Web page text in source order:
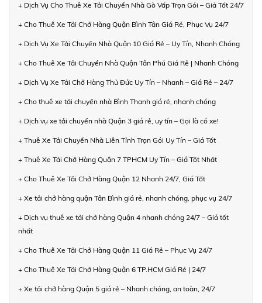
+ Dịch Vụ Cho Thuê Xe Tải Chuyển Nhà Gò Vấp Trọn Gói – Giá Tốt 24/7
+ Cho Thuê Xe Tải Chở Hàng Quận Bình Tân Giá Rẻ, Phục Vụ 24/7
+ Dịch Vụ Xe Tải Chuyển Nhà Quận 10 Giá Rẻ – Uy Tín, Nhanh Chóng
+ Cho Thuê Xe Tải Chuyển Nhà Quận Tân Phú Giá Rẻ | Nhanh Chóng
+ Dịch Vụ Xe Tải Chở Hàng Thủ Đức Uy Tín – Nhanh – Giá Rẻ – 24/7
+ Cho thuê xe tải chuyển nhà Bình Thạnh giá rẻ, nhanh chóng
+ Dịch vụ xe tải chuyển nhà Quận 3 giá rẻ, uy tín – Gọi là có xe!
+ Thuê Xe Tải Chuyển Nhà Liên Tỉnh Trọn Gói Uy Tín – Giá Tốt
+ Thuê Xe Tải Chở Hàng Quận 7 TPHCM Uy Tín – Giá Tốt Nhất
+ Cho Thuê Xe Tải Chở Hàng Quận 12 Nhanh 24/7, Giá Tốt
+ Xe tải chở hàng quận Tân Bình giá rẻ, nhanh chóng, phục vụ 24/7
+ Dịch vụ thuê xe tải chở hàng Quận 4 nhanh chóng 24/7 – Giá tốt
nhất
+ Cho Thuê Xe Tải Chở Hàng Quận 11 Giá Rẻ – Phục Vụ 24/7
+ Cho Thuê Xe Tải Chở Hàng Quận 6 TP.HCM Giá Rẻ | 24/7
+ Xe tải chở hàng Quận 5 giá rẻ – Nhanh chóng, an toàn, 24/7